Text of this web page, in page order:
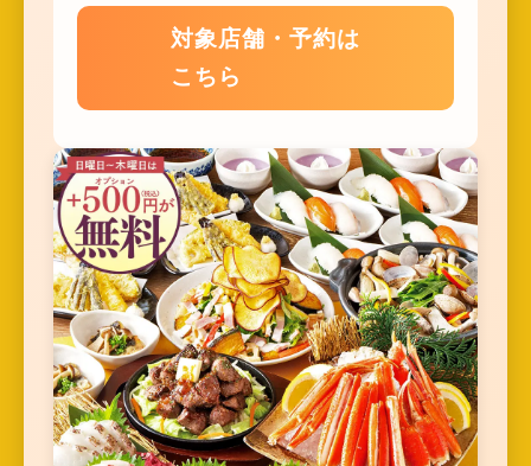
対象店舗・予約は
こちら